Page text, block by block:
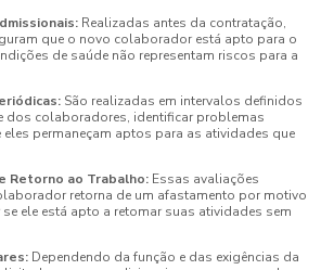
Realizadas antes da contratação,
que o novo colaborador está apto para o
de saúde não representam riscos para a
São realizadas em intervalos definidos
dos colaboradores, identificar problemas
eles permaneçam aptos para as atividades que
Retorno ao Trabalho: Essas avaliações
retorna de um afastamento por motivo
ele está apto a retomar suas atividades sem
Dependendo da função e das exigências da